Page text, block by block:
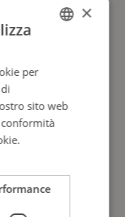
di
Daytona e del
di diametro, e
è garantita
ed è un
ed eleganza. La
è ricavata da
Everose 18 ct.
di un sistema di
ITALIAN
×
per
sito web